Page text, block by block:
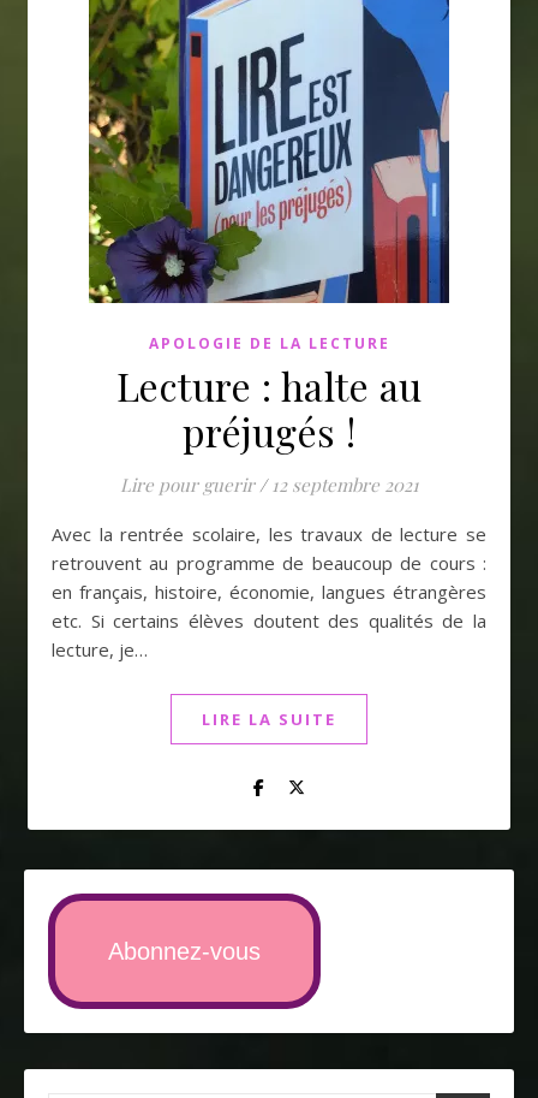
APOLOGIE DE LA LECTURE
Lecture : halte au
préjugés !
Lire pour guerir / 12 septembre 2021
Avec la rentrée scolaire, les travaux de lecture se
retrouvent au programme de beaucoup de cours :
en français, histoire, économie, langues étrangères
etc. Si certains élèves doutent des qualités de la
lecture, je…
LIRE LA SUITE
Abonnez-vous